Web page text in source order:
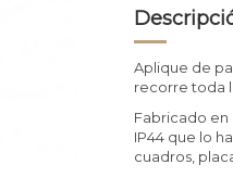
Aplique de
recorre toda
Fabricado
IP44 que lo
cuadros,